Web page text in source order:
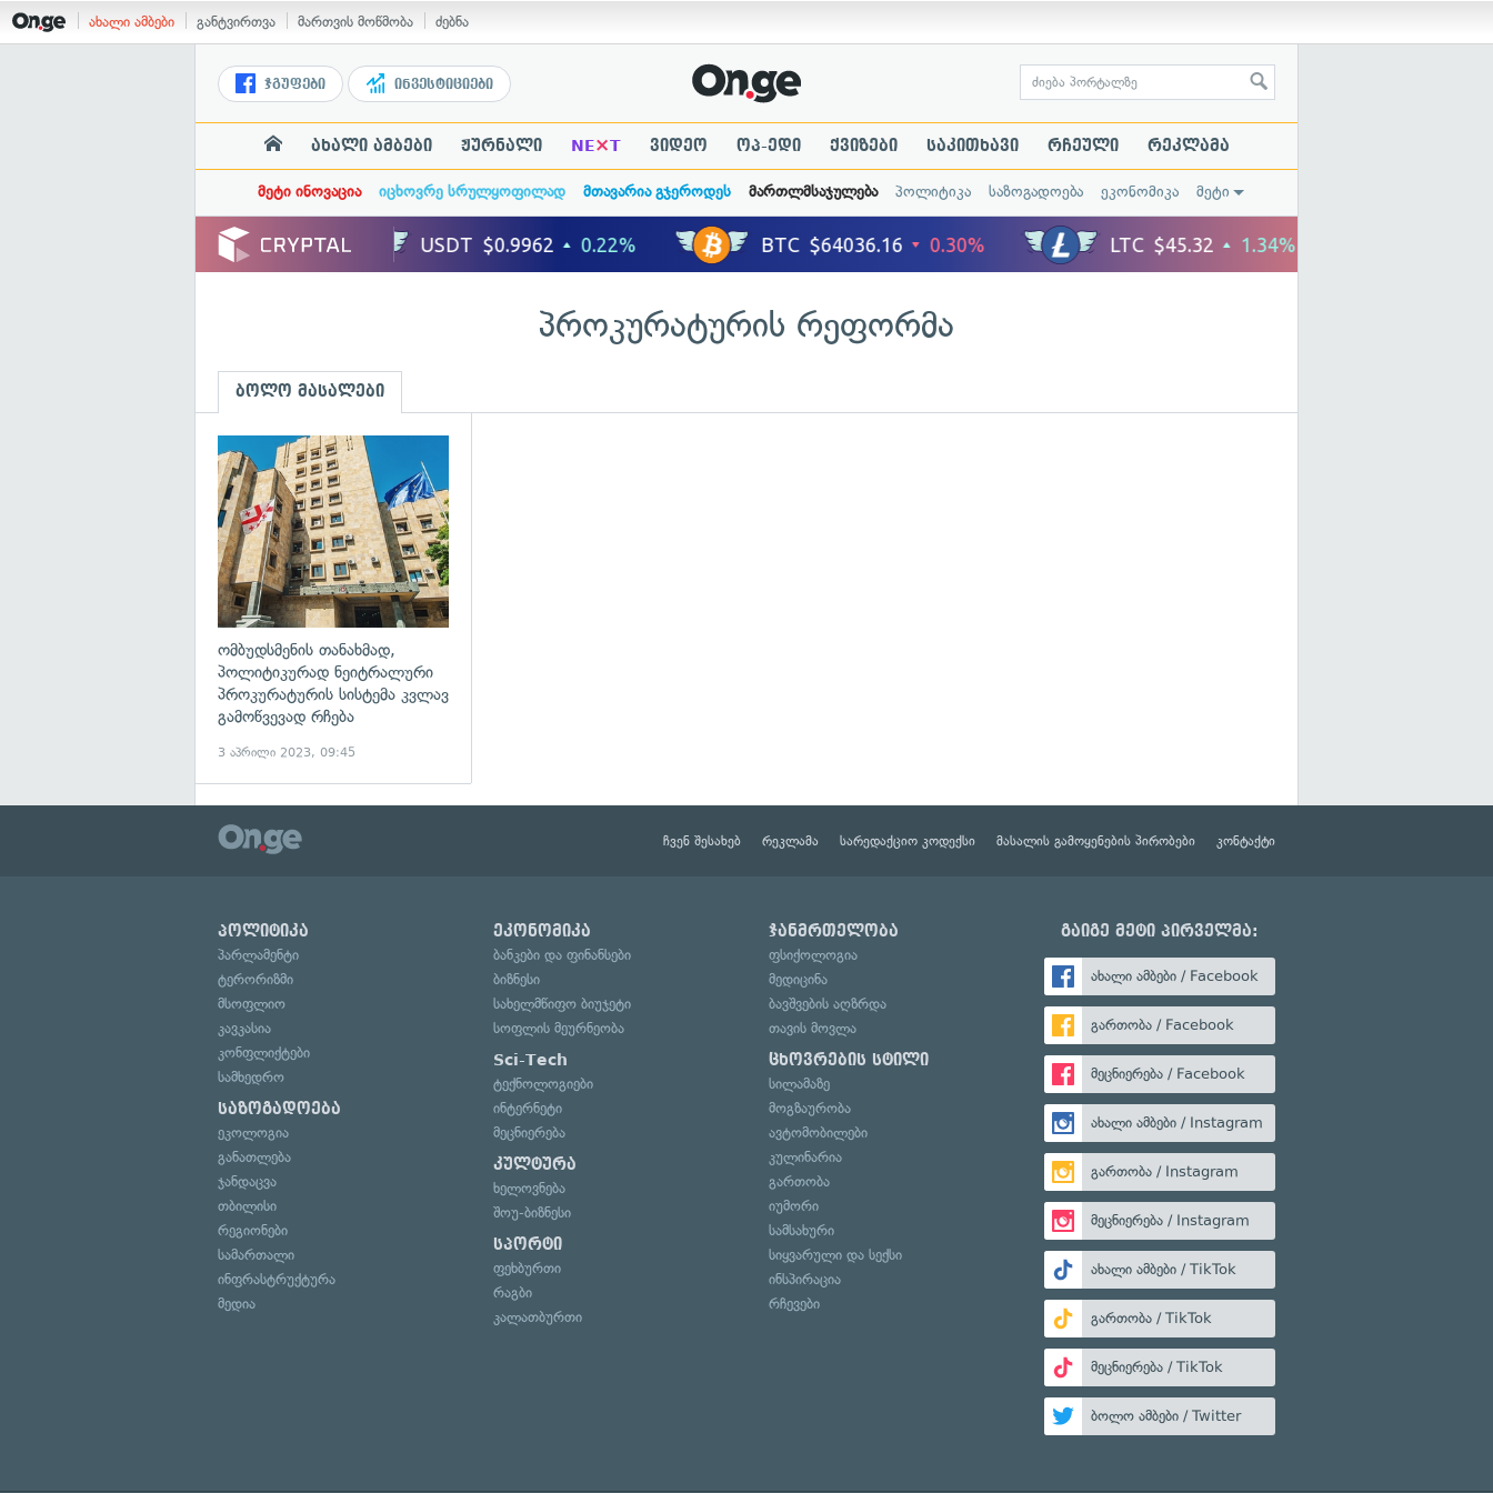
ახალი ამბები განტვირთვა მართვის მოწმობა ძებნა
ჯგუფები ინვესტიციები
ახალი ამბები ჟურნალი NE×T ვიდეო ოპ-ედი ქვიზები საკითხავი რჩეული რეკლამა
მეტი ინოვაცია იცხოვრე სრულყოფილად მთავარია გჯეროდეს მართლმსაჯულება პოლიტიკა საზოგადოება ეკონომიკა მეტი
პროკურატურის რეფორმა
ბოლო მასალები
ომბუდსმენის თანახმად,
პოლიტიკურად ნეიტრალური
პროკურატურის სისტემა კვლავ
გამოწვევად რჩება
3 აპრილი 2023, 09:45
ჩვენ შესახებ რეკლამა სარედაქციო კოდექსი მასალის გამოყენების პირობები კონტაქტი
პოლიტიკა
პარლამენტი
ტერორიზმი
მსოფლიო
კავკასია
კონფლიქტები
სამხედრო
საზოგადოება
ეკოლოგია
განათლება
ჯანდაცვა
თბილისი
რეგიონები
სამართალი
ინფრასტრუქტურა
მედია
ეკონომიკა
ბანკები და ფინანსები
ბიზნესი
სახელმწიფო ბიუჯეტი
სოფლის მეურნეობა
Sci-Tech
ტექნოლოგიები
ინტერნეტი
მეცნიერება
კულტურა
ხელოვნება
შოუ-ბიზნესი
სპორტი
ფეხბურთი
რაგბი
კალათბურთი
ჯანმრთელობა
ფსიქოლოგია
მედიცინა
ბავშვების აღზრდა
თავის მოვლა
ცხოვრების სტილი
სილამაზე
მოგზაურობა
ავტომობილები
კულინარია
გართობა
იუმორი
სამსახური
სიყვარული და სექსი
ინსპირაცია
რჩევები
გაიგე მეტი პირველმა:
ახალი ამბები / Facebook
გართობა / Facebook
მეცნიერება / Facebook
ახალი ამბები / Instagram
გართობა / Instagram
მეცნიერება / Instagram
ახალი ამბები / TikTok
გართობა / TikTok
მეცნიერება / TikTok
ბოლო ამბები / Twitter